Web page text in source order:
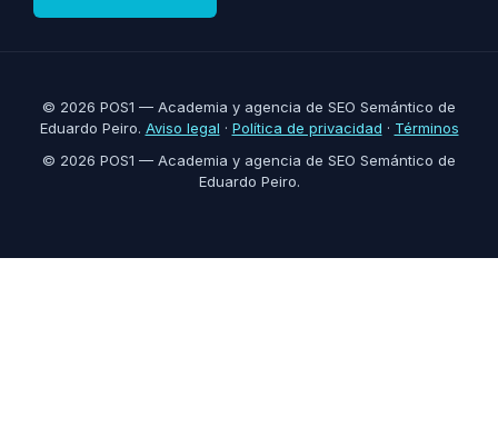
© 2026 POS1 — Academia y agencia de SEO Semántico de
Eduardo Peiro. Aviso legal · Política de privacidad · Términos
© 2026 POS1 — Academia y agencia de SEO Semántico de
Eduardo Peiro.